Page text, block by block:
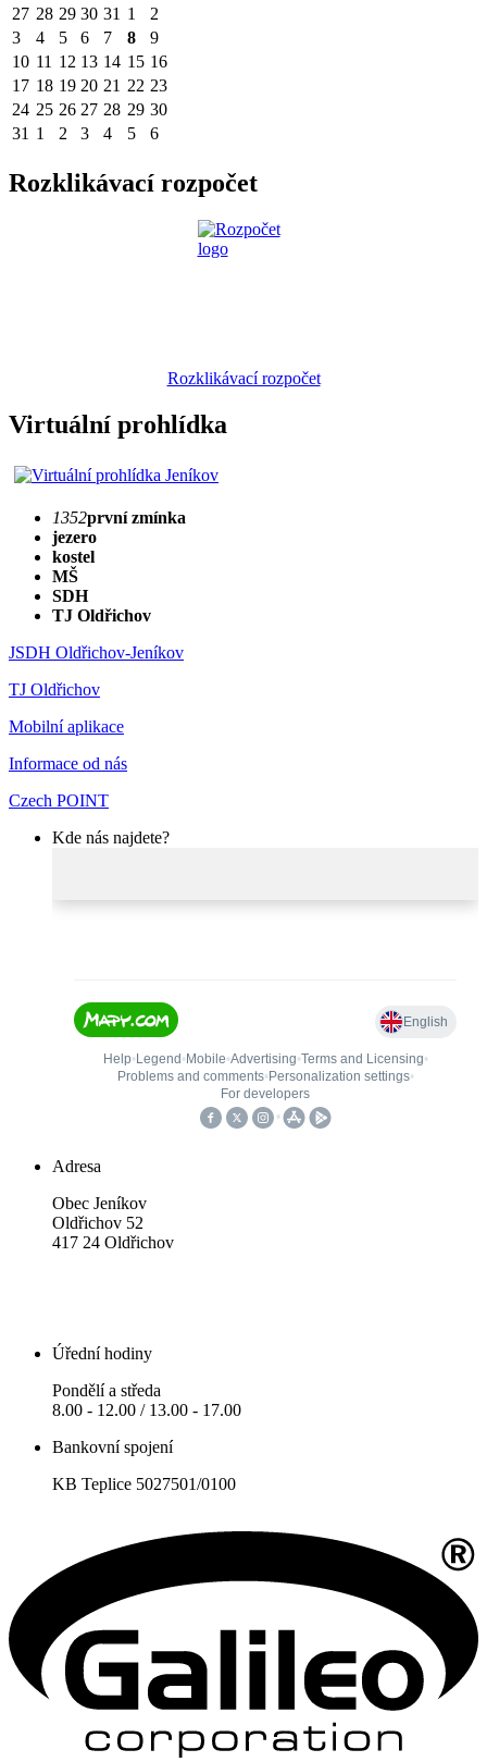
27 28 29 30 31 1
2
3
4 5 6 7 8
9
10 11 12 13 14 15 16
17 18 19 20 21 22 23
24 25 26 27 28 29 30
31 1 2 3 4 5 6
Rozklikávací rozpočet
Rozklikávací rozpočet
Virtuální prohlídka
1352první zmínka
jezero
kostel
MŠ
SDH
TJ Oldřichov
JSDH Oldřichov-Jeníkov
TJ Oldřichov
Mobilní aplikace
Informace od nás
Czech POINT
Kde nás najdete?
Adresa
Obec Jeníkov
Oldřichov 52
417 24 Oldřichov
Úřední hodiny
Pondělí a středa
8.00 - 12.00 / 13.00 - 17.00
Bankovní spojení
KB Teplice 5027501/0100